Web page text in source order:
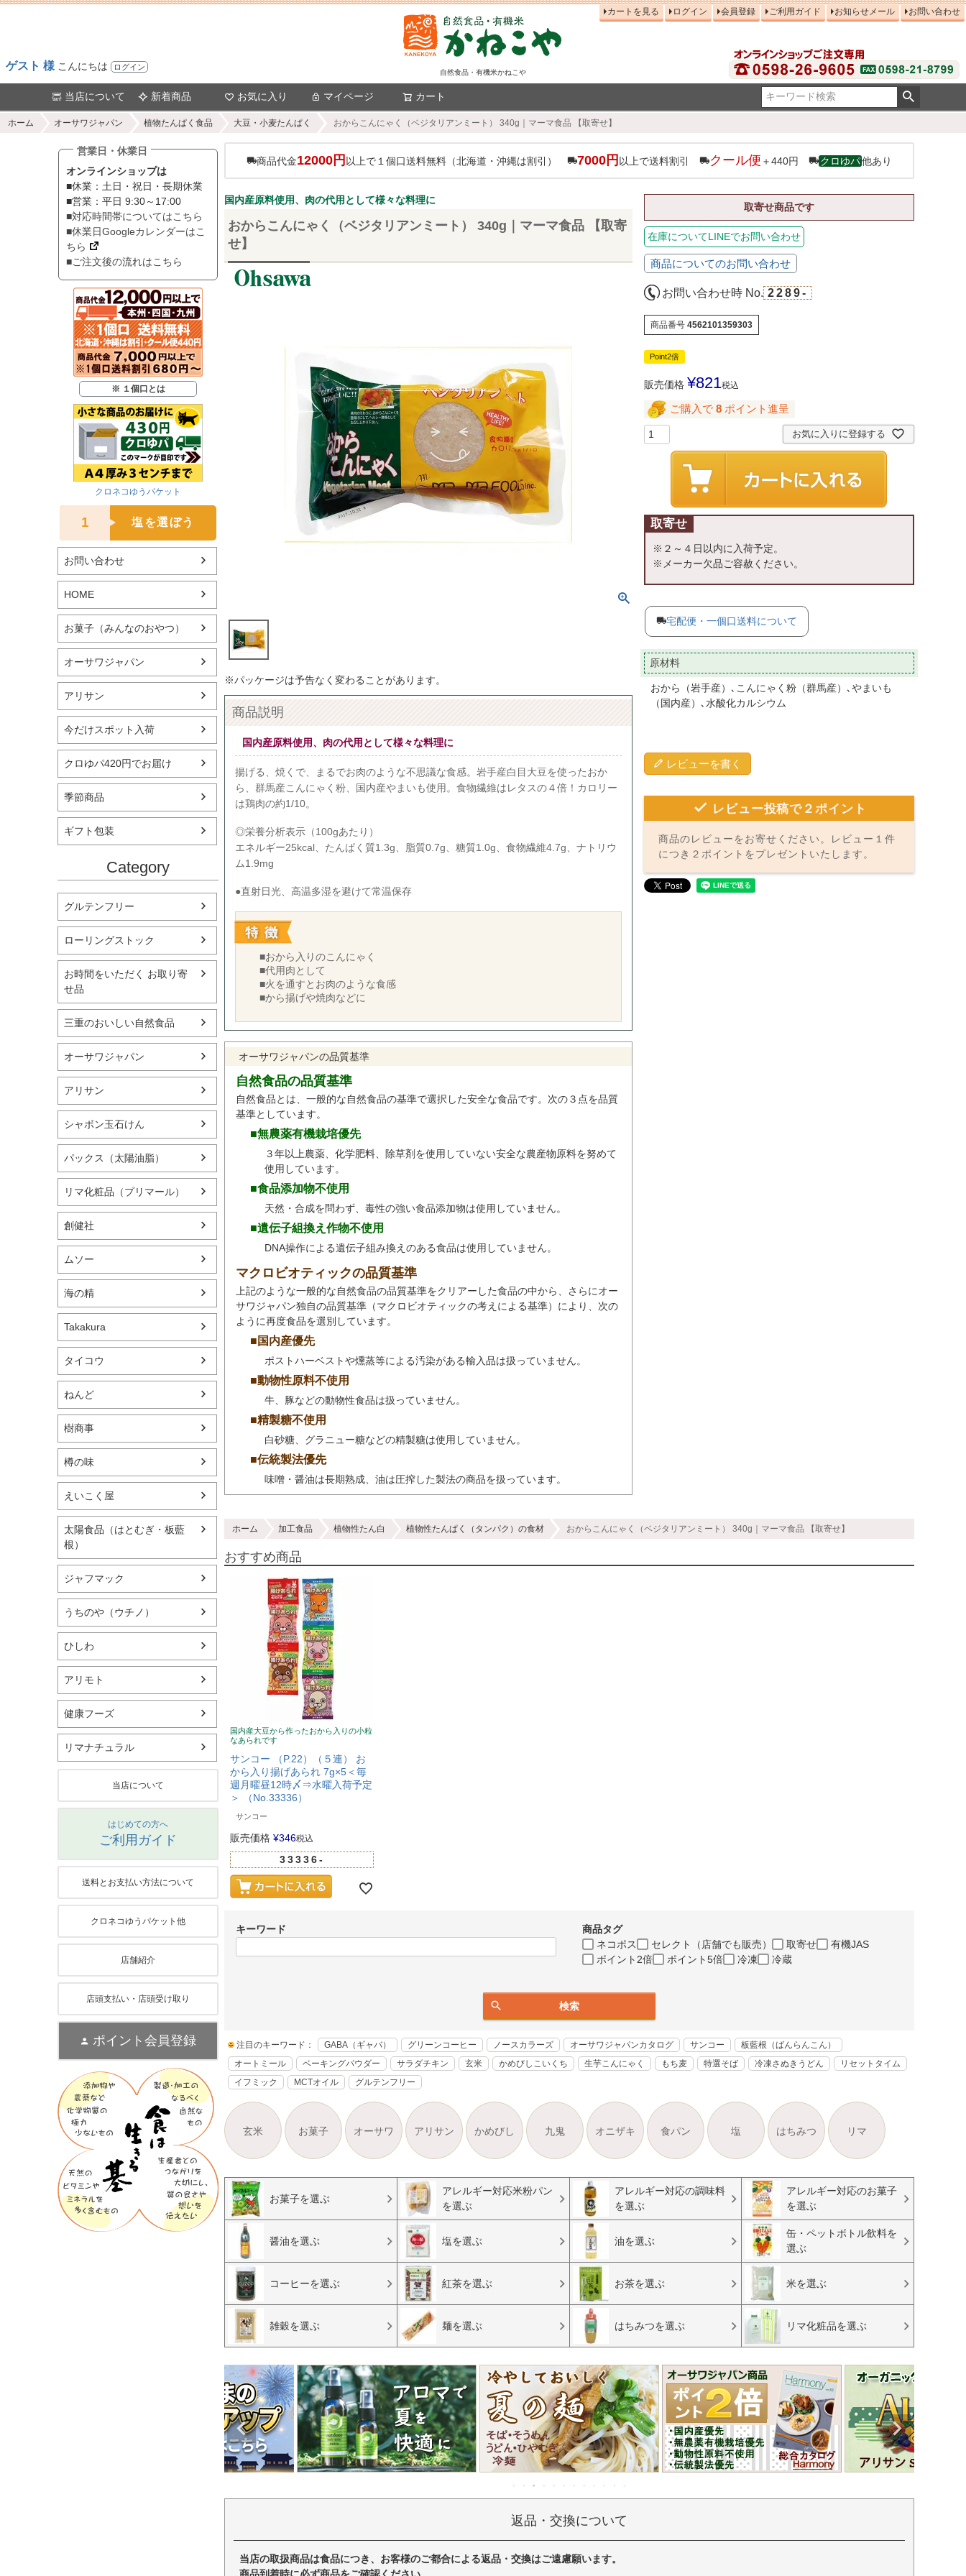
ゲスト 様 こんにちは ログイン
自然食品・有機米かねこや
カートを見る ログイン 会員登録 ご利用ガイド お知らせメール お問い合わせ
当店について 新着商品 お気に入り マイページ カート
ホーム オーサワジャパン 植物たんぱく食品 大豆・小麦たんぱく おからこんにゃく（ベジタリアンミート） 340g｜マーマ食品 【取寄せ】
営業日・休業日
オンラインショップは
■休業：土日・祝日・長期休業
■営業：平日 9:30～17:00
■対応時間帯についてはこちら
■休業日Googleカレンダーはこ
ちら
■ご注文後の流れはこちら
※ １個口とは
クロネコゆうパケット
1 塩を選ぼう
お問い合わせ
HOME
お菓子（みんなのおやつ）
オーサワジャパン
アリサン
今だけスポット入荷
クロゆパ420円でお届け
季節商品
ギフト包装
Category
グルテンフリー
ローリングストック
お時間をいただく お取り寄
せ品
三重のおいしい自然食品
オーサワジャパン
アリサン
シャボン玉石けん
パックス（太陽油脂）
リマ化粧品（プリマール）
創健社
ムソー
海の精
Takakura
タイコウ
ねんど
樹商事
樽の味
えいこく屋
太陽食品（はとむぎ・板藍
根）
ジャフマック
うちのや（ウチノ）
ひしわ
アリモト
健康フーズ
リマナチュラル
当店について
はじめての方へ
ご利用ガイド
送料とお支払い方法について
クロネコゆうパケット他
店舗紹介
店頭支払い・店頭受け取り
ポイント会員登録
商品代金12000円 以上で１個口送料無料（北海道・沖縄は割引） 7000円 以上で送料割引 クール便 ＋440円 クロゆパ他あり
国内産原料使用、肉の代用として様々な料理に
おからこんにゃく（ベジタリアンミート） 340g｜マーマ食品 【取寄
せ】
※パッケージは予告なく変わることがあります。
商品説明
国内産原料使用、肉の代用として様々な料理に
揚げる、焼くで、まるでお肉のような不思議な食感。岩手産白目大豆を使ったおか
ら、群馬産こんにゃく粉、国内産やまいも使用。食物繊維はレタスの４倍！カロリー
は鶏肉の約1/10。
◎栄養分析表示（100gあたり）
エネルギー25kcal、たんぱく質1.3g、脂質0.7g、糖質1.0g、食物繊維4.7g、ナトリウ
ム1.9mg
●直射日光、高温多湿を避けて常温保存
■おから入りのこんにゃく
■代用肉として
■火を通すとお肉のような食感
■から揚げや焼肉などに
オーサワジャパンの品質基準
自然食品の品質基準
自然食品とは、一般的な自然食品の基準で選択した安全な食品です。次の３点を品質
基準としています。
■無農薬有機栽培優先
３年以上農薬、化学肥料、除草剤を使用していない安全な農産物原料を努めて
使用しています。
■食品添加物不使用
天然・合成を問わず、毒性の強い食品添加物は使用していません。
■遺伝子組換え作物不使用
DNA操作による遺伝子組み換えのある食品は使用していません。
マクロビオティックの品質基準
上記のような一般的な自然食品の品質基準をクリアーした食品の中から、さらにオー
サワジャパン独自の品質基準（マクロビオティックの考えによる基準）により、次の
ように再度食品を選別しています。
■国内産優先
ポストハーベストや燻蒸等による汚染がある輸入品は扱っていません。
■動物性原料不使用
牛、豚などの動物性食品は扱っていません。
■精製糖不使用
白砂糖、グラニュー糖などの精製糖は使用していません。
■伝統製法優先
味噌・醤油は長期熟成、油は圧搾した製法の商品を扱っています。
取寄せ商品です
在庫についてLINEでお問い合わせ
商品についてのお問い合わせ
お問い合わせ時 No. 2289-
商品番号 4562101359303
Point2倍
販売価格 ¥821税込
ご購入で 8 ポイント進呈
お気に入りに登録する
取寄せ
※２～４日以内に入荷予定。
※メーカー欠品ご容赦ください。
宅配便・一個口送料について
原材料
おから（岩手産）､こんにゃく粉（群馬産）､やまいも
（国内産）､水酸化カルシウム
レビューを書く
レビュー投稿で２ポイント
商品のレビューをお寄せください。レビュー１件
につき２ポイントをプレゼントいたします。
ホーム 加工食品 植物性たん白 植物性たんぱく（タンパク）の食材 おからこんにゃく（ベジタリアンミート） 340g｜マーマ食品 【取寄せ】
おすすめ商品
国内産大豆から作ったおから入りの小粒
なあられです
サンコー （P.22）（５連） お
から入り揚げあられ 7g×5＜毎
週月曜昼12時〆⇒水曜入荷予定
＞ （No.33336）
サンコー
販売価格 ¥346税込
33336-
キーワード
商品タグ
ネコポス
セレクト（店舗でも販売） 取寄せ
有機JAS
ポイント2倍
ポイント5倍 冷凍 冷蔵
検索
注目のキーワード： GABA（ギャバ） グリーンコーヒー ノースカラーズ オーサワジャパンカタログ サンコー
板藍根（ばんらんこん）
オートミール
ベーキングパウダー サラダチキン 玄米 かめびしこいくち 生芋こんにゃく もち麦 特選そば 冷凍さぬきうどん
リセットタイム
イフミック
MCTオイル グルテンフリー
玄米 お菓子 オーサワ アリサン かめびし 九鬼 オニザキ 食パン 塩 はちみつ リマ
お菓子を選ぶ
アレルギー対応米粉パン
を選ぶ
アレルギー対応の調味料
を選ぶ
アレルギー対応のお菓子
を選ぶ
醤油を選ぶ 塩を選ぶ 油を選ぶ
缶・ペットボトル飲料を
選ぶ
コーヒーを選ぶ 紅茶を選ぶ お茶を選ぶ 米を選ぶ
雑穀を選ぶ 麺を選ぶ はちみつを選ぶ リマ化粧品を選ぶ
返品・交換について
当店の取扱商品は食品につき、お客様のご都合による返品・交換はご遠慮願います。